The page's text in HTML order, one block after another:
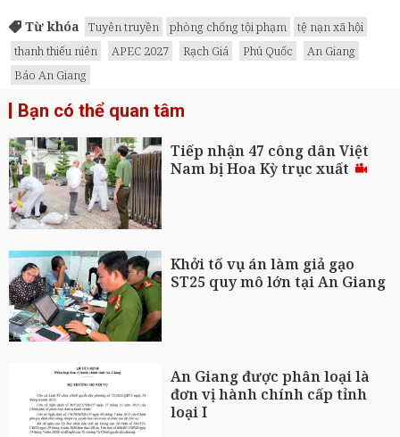
Từ khóa Tuyên truyền phòng chống tội phạm
tệ nạn xã hội
thanh thiếu niên
APEC 2027 Rạch Giá Phú Quốc
An Giang
Báo An Giang
Bạn có thể quan tâm
Tiếp nhận 47 công dân Việt
Nam bị Hoa Kỳ trục xuất
Khởi tố vụ án làm giả gạo
ST25 quy mô lớn tại An Giang
An Giang được phân loại là
đơn vị hành chính cấp tỉnh
loại I